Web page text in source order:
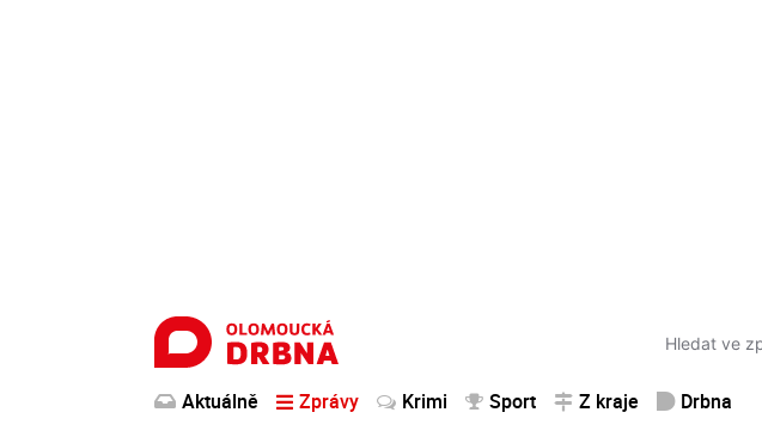
Aktuálně Zprávy Krimi Sport Z kraje Drbna